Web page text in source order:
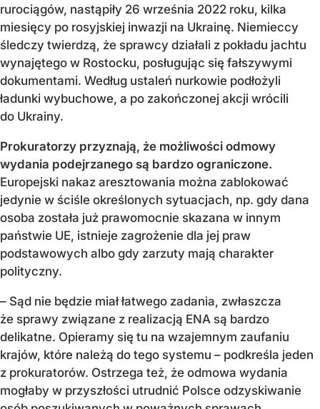
rurociągów, nastąpiły 26 września 2022 roku, kilka
miesięcy po rosyjskiej inwazji na Ukrainę. Niemieccy
śledczy twierdzą, że sprawcy działali z pokładu jachtu
wynajętego w Rostocku, posługując się fałszywymi
dokumentami. Według ustaleń nurkowie podłożyli
ładunki wybuchowe, a po zakończonej akcji wrócili
do Ukrainy.
Prokuratorzy przyznają, że możliwości odmowy
wydania podejrzanego są bardzo ograniczone.
Europejski nakaz aresztowania można zablokować
jedynie w ściśle określonych sytuacjach, np. gdy dana
osoba została już prawomocnie skazana w innym
państwie UE, istnieje zagrożenie dla jej praw
podstawowych albo gdy zarzuty mają charakter
polityczny.
– Sąd nie będzie miał łatwego zadania, zwłaszcza
że sprawy związane z realizacją ENA są bardzo
delikatne. Opieramy się tu na wzajemnym zaufaniu
krajów, które należą do tego systemu – podkreśla jeden
z prokuratorów. Ostrzega też, że odmowa wydania
mogłaby w przyszłości utrudnić Polsce odzyskiwanie